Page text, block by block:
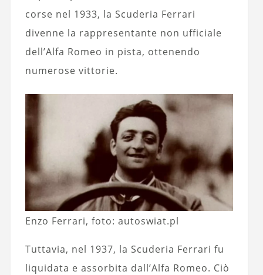
corse nel 1933, la Scuderia Ferrari
divenne la rappresentante non ufficiale
dell’Alfa Romeo in pista, ottenendo
numerose vittorie.
Enzo Ferrari, foto: autoswiat.pl
Tuttavia, nel 1937, la Scuderia Ferrari fu
liquidata e assorbita dall’Alfa Romeo. Ciò